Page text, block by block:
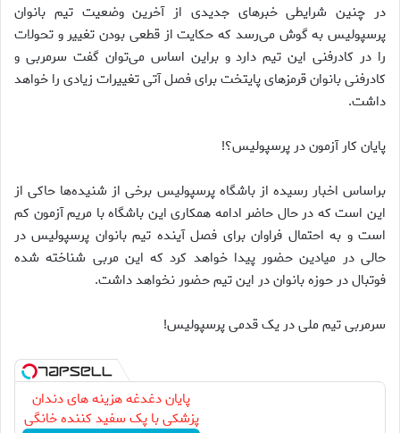
در چنین شرایطی خبر‌های جدیدی از آخرین وضعیت تیم بانوان
پرسپولیس به گوش می‌رسد که حکایت از قطعی بودن تغییر و تحولات
را در کادرفنی این تیم دارد و براین اساس می‌توان گفت سرمربی و
کادرفنی بانوان قرمز‌های پایتخت برای فصل آتی تغییرات زیادی را خواهد
داشت.
پایان کار آزمون در پرسپولیس؟!
براساس اخبار رسیده از باشگاه پرسپولیس برخی از شنیده‌ها حاکی از
این است که در حال حاضر ادامه همکاری این باشگاه با مریم آزمون کم
است و به احتمال فراوان برای فصل آینده تیم بانوان پرسپولیس در
حالی در میادین حضور پیدا خواهد کرد که این مربی شناخته شده
فوتبال در حوزه بانوان در این تیم حضور نخواهد داشت.
سرمربی تیم ملی در یک قدمی پرسپولیس!
پایان دغدغه هزینه های دندان
پزشکی با پک سفید کننده خانگی